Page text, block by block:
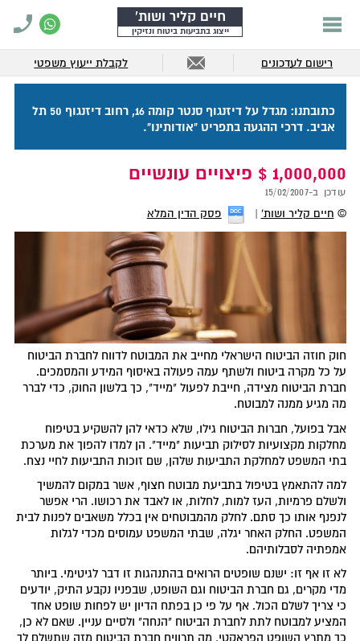
חיים קליר ושות'
ייצוג בתביעות ביטוח ונזיקין
רישום לעדכונים לקבלת ייעוץ משפטי
כתובתנו: מגדל על דיזנגוף סנטר קומה 16, רחוב דיזנגוף 50 תל
אביב. דרכי ההגעה בתפריט "אודותינו".
1,000,000 $ פיצויים עונשיים
עודכן ב-15/02/2007
© חיים קליר ושות' פסק הדין המלא
חוק חוזה הביטוח הישראלי מחייב את המבוטח לדווח לחברת הביטוח
על כל מקרה ביטוח ולשתף עמה פעולה באיסוף המידע והמסמכים.
חברת הביטוח מצידה, חייבת לפעול "מייד", כך בלשון החוק, כדי לברר
מה מגיע ממנה למבוטח.
אבל בפועל, חברות הביטוח גילו, שלא כדאי להן להשקיע בטיפוח
מחלקות מקצועיות לסילוק תביעות "מייד". הן למדו להפוך את מערכת
בתי המשפט למחלקת התביעות שלהן, שם זוכות התביעות לחיי נצח.
למה להתאמץ בטיפול בתביעת מבוטח חצוף, אשר במקום להמשיך
ולשלם פרמיות, העז למות, לחלות, או לאבד את רכושו. הרי אפשר
לנפנף אותו כך סתם. לחלק מהמבוטחים אין בכלל משאבים לפנות לבית
המשפט. החלק האחר יגלה, שבתי המשפט עמוסים מכדי לגלות
אמפתיה לסבלותיהם.
לא זו אף זו: ישנם שופטים הרואים בהתנהגות זו דבר לגיטימי. ביותר
מדי מקרים, גם חברת הביטוח וגם השופט, שבפניו נקבע התיק, יודעים
כי צריך לשלם הכול. אף על פי כן בפתח הדיון יש לפחות שופט אחד
המציע למבוטח לתת לחברת הביטוח "הנחה" ולסיים עניין. שאם לא כן,
כך מתרץ השופט הפראקטי, מה תרוויח חברת הביטוח מזה שתשלם לך